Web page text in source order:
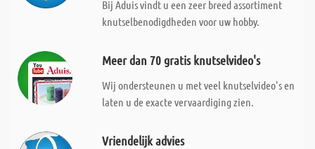
Bij Aduis vindt u een zeer breed assortiment
knutselbenodigdheden voor uw hobby.
Meer dan 70 gratis knutselvideo's
Wij ondersteunen u met veel knutselvideo's en
laten u de exacte vervaardiging zien.
Vriendelijk advies